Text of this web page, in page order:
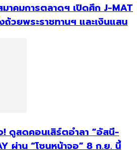
าคมการตลาดฯ เปิดศึก J-MAT
วยพระราชทานฯ และเงินแสน
! ดูสดคอนเสิร์ตอำลา “อัสนี-
ผ่าน “โซนหน้าจอ” 8 ก.ย. นี้